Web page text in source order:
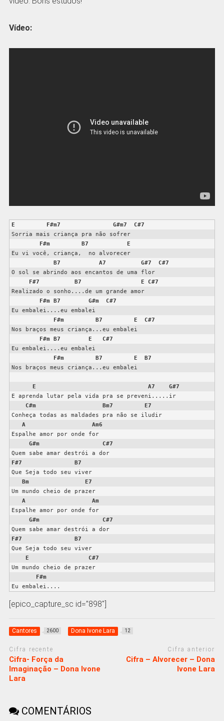
Vídeo:
E F#m7 G#m7
C#7
Sorria mais criança pra não sofrer
F#m
B7
E
Eu vi você, criança,  no alvorecer
B7
A7 G#7
C#7
O sol se abrindo aos encantos de uma flor
F#7
B7 E
C#7
Realizado o sonho....de um grande amor
F#m
B7 G#m
C#7
Eu embalei....eu embalei
F#m
B7 E
C#7
Nos braços meus criança...eu embalei
F#m
B7 E
C#7
Eu embalei....eu embalei
F#m
B7 E
B7
Nos braços meus criança...eu embalei
E A7
G#7
E aprenda lutar pela vida pra se preveni.....ir
C#m
Bm7
E7
Conheça todas as maldades pra não se iludir
A
Am6
Espalhe amor por onde for
G#m
C#7
Quem sabe amar destrói a dor
F#7
B7
Que Seja todo seu viver
Bm
E7
Um mundo cheio de prazer
A
Am
Espalhe amor por onde for
G#m
C#7
Quem sabe amar destrói a dor
F#7
B7
Que Seja todo seu viver
E
C#7
Um mundo cheio de prazer
F#m
Eu embalei....
[epico_capture_sc id=”898″]
Cantores 2600 Dona Ivone Lara 12
Cifra recente
Cifra- Força da
Imaginação – Dona Ivone
Lara
Cifra anterior
Cifra – Alvorecer – Dona
Ivone Lara
COMENTÁRIOS